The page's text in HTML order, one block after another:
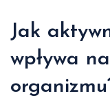
Jak
wpływa